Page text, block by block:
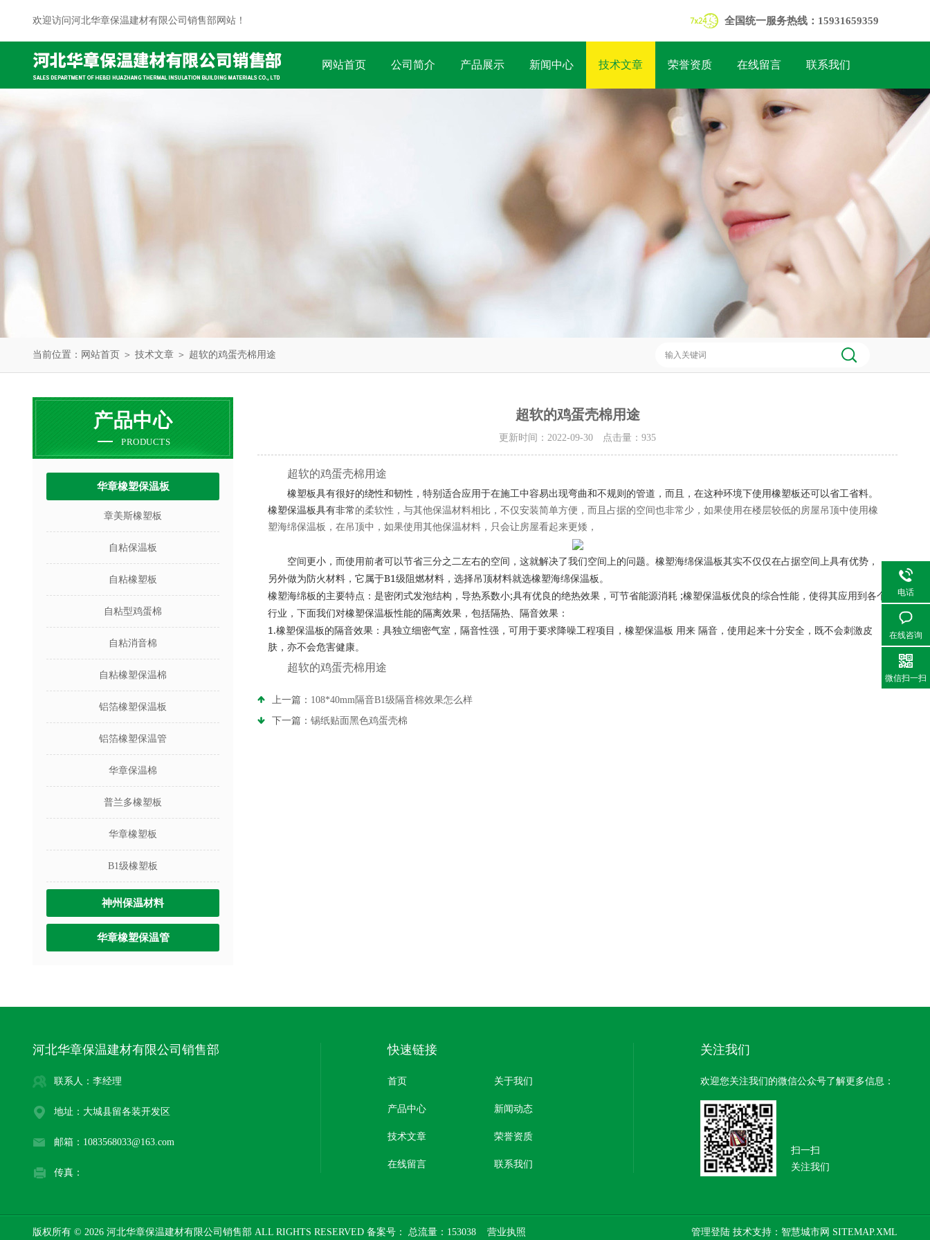
欢迎访问河北华章保温建材有限公司销售部网站！ 全国统一服务热线：15931659359
网站首页 公司简介 产品展示 新闻中心 技术文章 荣誉资质 在线留言 联系我们
当前位置： 网站首页 ＞ 技术文章 ＞ 超软的鸡蛋壳棉用途
产品中心
PRODUCTS
华章橡塑保温板
章美斯橡塑板
自粘保温板
自粘橡塑板
自粘型鸡蛋棉
自粘消音棉
自粘橡塑保温棉
铝箔橡塑保温板
铝箔橡塑保温管
华章保温棉
普兰多橡塑板
华章橡塑板
B1级橡塑板
神州保温材料
华章橡塑保温管
超软的鸡蛋壳棉用途
更新时间：2022-09-30 点击量： 935
超软的鸡蛋壳棉用途
橡塑板具有很好的绕性和韧性，特别适合应用于在施工中容易出现弯曲和不规则的管道，而且，在这种环境下使用橡塑板还可以省工省料。
橡塑保温板具有非常 的柔软性，与其他保温材料相比，不仅安装简单方便，而且占据的空间也非常少，如果使用在楼层较低的房屋吊顶中使用橡
塑海绵保温板，在吊顶中，如果使用其他保温材料，只会让房屋看起来更矮，
空间更小，而使用前者可以节省三分之二左右的空间，这就解决了我们空间上的问题。橡塑海绵保温板其实不仅仅在占据空间上具有优势，
另外做为防火材料，它属于B1级阻燃材料，选择吊顶材料就选橡塑海绵保温板。
橡塑海绵板的主要特点：是密闭式发泡结构，导热系数小;具有优良的绝热效果，可节省能源消耗 ;橡塑保温板优良的综合性能，使得其应用到各个
行业，下面我们对橡塑保温板性能的隔离效果，包括隔热、隔音效果：
1.橡塑保温板的隔音效果：具独立细密气室，隔音性强，可用于要求降噪工程项目，橡塑保温板 用来 隔音，使用起来十分安全，既不会刺激皮
肤，亦不会危害健康。
超软的鸡蛋壳棉用途
上一篇： 108*40mm隔音B1级隔音棉效果怎么样
下一篇： 锡纸贴面黑色鸡蛋壳棉
河北华章保温建材有限公司销售部
联系人：李经理
地址：大城县留各装开发区
邮箱：1083568033@163.com
传真：
快速链接
首页 关于我们
产品中心 新闻动态
技术文章 荣誉资质
在线留言 联系我们
关注我们
欢迎您关注我们的微信公众号了解更多信息：
扫一扫
关注我们
版权所有 © 2026 河北华章保温建材有限公司销售部 ALL RIGHTS RESERVED 备案号： 总流量：153038 营业执照 管理登陆 技术支持： 智慧城市网 SITEMAP.XML
电话
在线咨询
微信扫一扫